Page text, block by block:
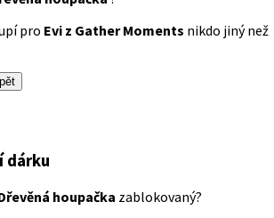
pro Evi z Gather Moments nikdo jiný než
dárku
houpačka zablokovaný?